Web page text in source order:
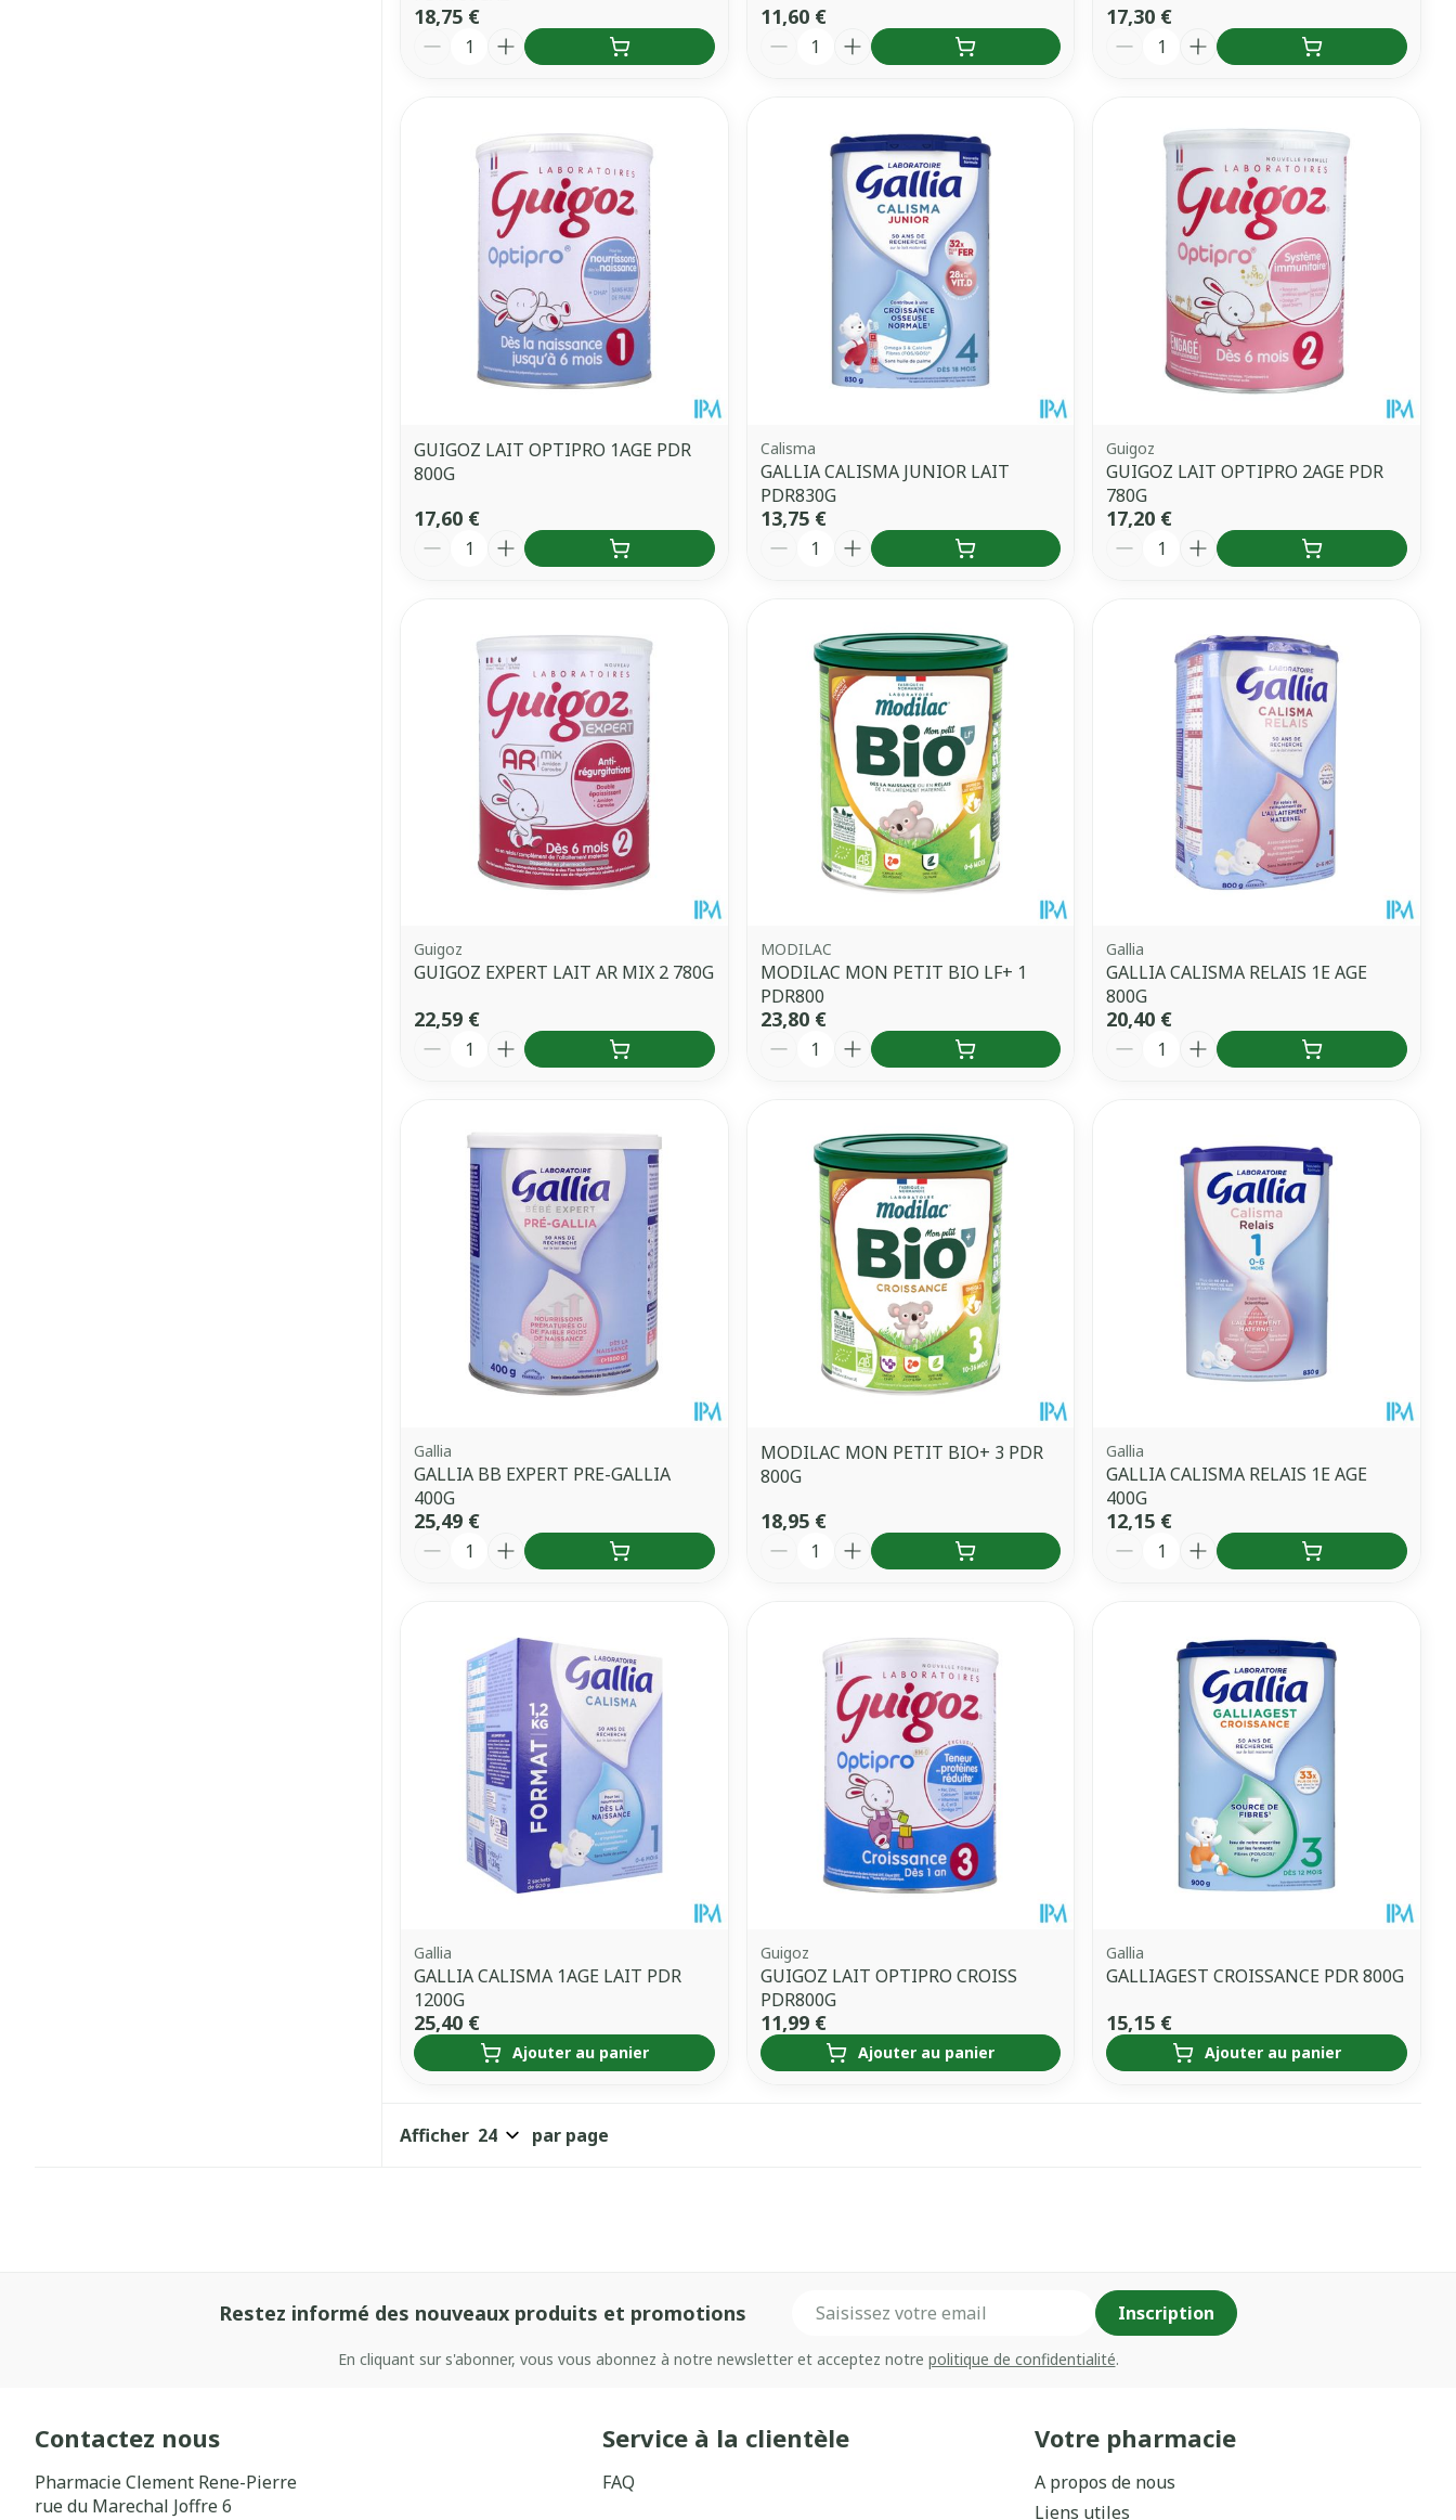
18,75 €
Quantité
11,60 €
Quantité
17,30 €
Quantité
GUIGOZ LAIT OPTIPRO 1AGE PDR
800G
17,60 €
Quantité
Calisma
GALLIA CALISMA JUNIOR LAIT
PDR830G
13,75 €
Quantité
Guigoz
GUIGOZ LAIT OPTIPRO 2AGE PDR
780G
17,20 €
Quantité
Guigoz
GUIGOZ EXPERT LAIT AR MIX 2 780G
22,59 €
Quantité
MODILAC
MODILAC MON PETIT BIO LF+ 1
PDR800
23,80 €
Quantité
Gallia
GALLIA CALISMA RELAIS 1E AGE
800G
20,40 €
Quantité
Gallia
GALLIA BB EXPERT PRE-GALLIA
400G
25,49 €
Quantité
MODILAC MON PETIT BIO+ 3 PDR
800G
18,95 €
Quantité
Gallia
GALLIA CALISMA RELAIS 1E AGE
400G
12,15 €
Quantité
Gallia
GALLIA CALISMA 1AGE LAIT PDR
1200G
25,40 €
Ajouter au panier
Guigoz
GUIGOZ LAIT OPTIPRO CROISS
PDR800G
11,99 €
Ajouter au panier
Gallia
GALLIAGEST CROISSANCE PDR 800G
15,15 €
Ajouter au panier
Afficher par page
Restez informé des nouveaux produits et promotions Inscription
En cliquant sur s'abonner, vous vous abonnez à notre newsletter et acceptez notre politique de confidentialité.
Contactez nous
Pharmacie Clement Rene-Pierre
rue du Marechal Joffre 6
Service à la clientèle
FAQ
Votre pharmacie
A propos de nous
Liens utiles